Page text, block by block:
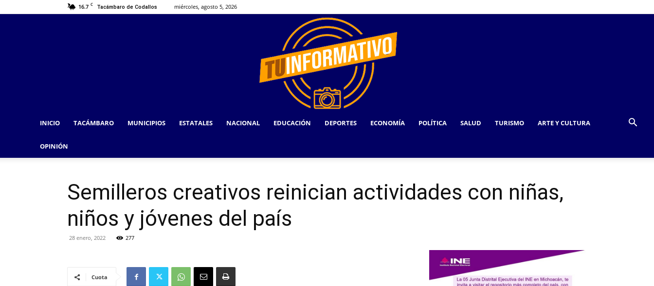
16.7 C Tacámbaro de Codallos miércoles, agosto 5, 2026
INICIO TACÁMBARO MUNICIPIOS ESTATALES NACIONAL EDUCACIÓN DEPORTES ECONOMÍA POLÍTICA SALUD TURISMO ARTE Y CULTURA
OPINIÓN
Semilleros creativos reinician actividades con niñas,
niños y jóvenes del país
28 enero, 2022 277
Cuota